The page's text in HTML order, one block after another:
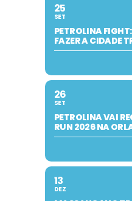
25
SET
PETROLINA
FAZER A CIDADE
26
SET
PETROLINA VAI
RUN 2026 NA
13
DEZ